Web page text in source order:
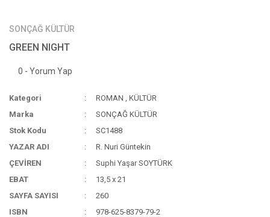
SONÇAĞ KÜLTÜR
GREEN NIGHT
0 - Yorum Yap
Kategori ROMAN ,KÜLTÜR
Marka
SONÇAĞ KÜLTÜR
Stok Kodu
SC1488
YAZAR ADI
R. Nuri Güntekin
ÇEVİREN
Suphi Yaşar SOYTÜRK
EBAT
13,5 x 21
SAYFA SAYISI
260
ISBN
978-625-8379-79-2